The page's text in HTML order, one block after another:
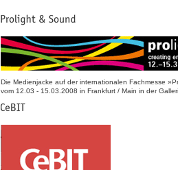
Die Medienjacke auf der internationalen Fachmesse
vom 12.03 - 15.03.2008 in Frankfurt / Main in der